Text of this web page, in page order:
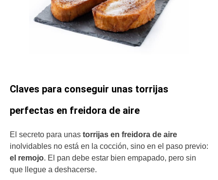
Claves para conseguir unas torrijas
perfectas en freidora de aire
El secreto para unas torrijas en freidora de aire
inolvidables no está en la cocción, sino en el paso previo:
el remojo. El pan debe estar bien empapado, pero sin
que llegue a deshacerse.